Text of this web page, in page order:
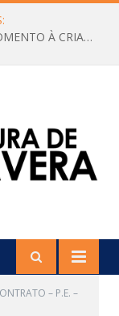
CHAMAMENTO PÚBLICO Nº 01/2026 – FOMENTO À CRIAÇÃO E A CIRCULAÇÃO DE PRODUÇÕES CULTURAIS – Aldir Blanc
– P.E. –